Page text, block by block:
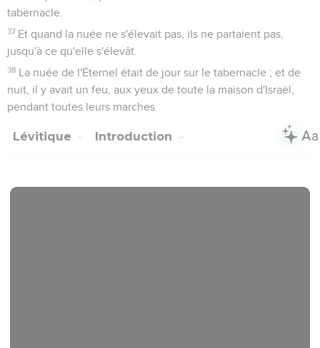
tabernacle.
37 Et quand la nuée ne s'élevait pas, ils ne partaient pas,
jusqu'à ce qu'elle s'élevât.
38 La nuée de l'Éternel était de jour sur le tabernacle ; et de
nuit, il y avait un feu, aux yeux de toute la maison d'Israël,
pendant toutes leurs marches.
Lévitique Introduction